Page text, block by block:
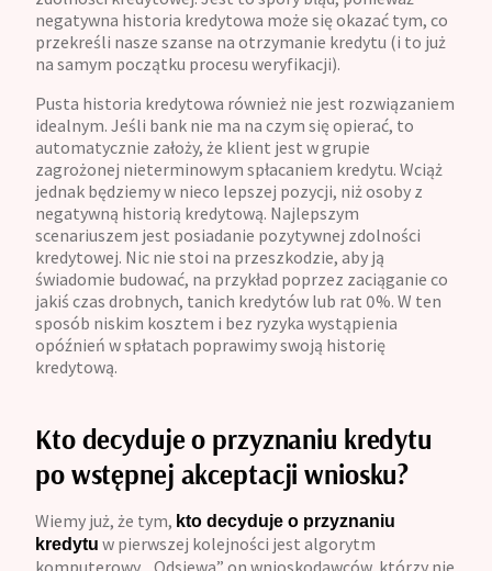
negatywna historia kredytowa może się okazać tym, co
przekreśli nasze szanse na otrzymanie kredytu (i to już
na samym początku procesu weryfikacji).
Pusta historia kredytowa również nie jest rozwiązaniem
idealnym. Jeśli bank nie ma na czym się opierać, to
automatycznie założy, że klient jest w grupie
zagrożonej nieterminowym spłacaniem kredytu. Wciąż
jednak będziemy w nieco lepszej pozycji, niż osoby z
negatywną historią kredytową. Najlepszym
scenariuszem jest posiadanie pozytywnej zdolności
kredytowej. Nic nie stoi na przeszkodzie, aby ją
świadomie budować, na przykład poprzez zaciąganie co
jakiś czas drobnych, tanich kredytów lub rat 0%. W ten
sposób niskim kosztem i bez ryzyka wystąpienia
opóźnień w spłatach poprawimy swoją historię
kredytową.
Kto decyduje o przyznaniu kredytu
po wstępnej akceptacji wniosku?
Wiemy już, że tym, kto decyduje o przyznaniu
kredytu w pierwszej kolejności jest algorytm